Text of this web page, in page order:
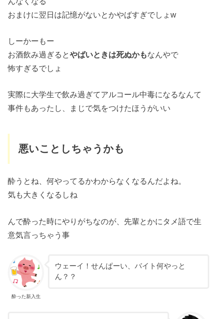
おまけに翌日は記憶がないとかやばすぎでしょw
しーかーもー
お酒飲み過ぎるとやばいときは死ぬかもなんやで
怖すぎるでしょ
実際に大学生で飲み過ぎてアルコール中毒になるなんて
事件もあったし、まじで気をつけたほうがいい
悪いことしちゃうかも
酔うとね、何やってるかわからなくなるんだよね。
気も大きくなるしね
んで酔った時にやりがちなのが、先輩とかにタメ語で生
意気言っちゃう事
酔った新入生
ウェーイ！せんぱーい、バイト何やっと
ん？？